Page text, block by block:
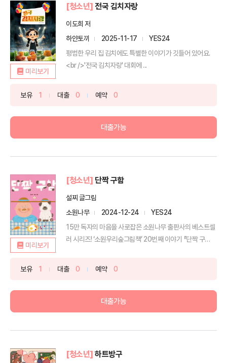
미리보기
[청소년] 전국 김치자랑
이도희 저
하얀토끼
2025-11-17
YES24
평범한 우리 집 김치에도 특별한 이야기가 깃들어 있어요.
<br />'전국 김치자랑' 대회에 ...
보유 1 대출 0 예약 0
대출가능
미리보기
[청소년] 단짝 구함
설찌 글그림
소원나무
2024-12-24
YES24
15만 독자의 마음을 사로잡은 소원나무 출판사의 베스트셀
러 시리즈! ‘소원우리숲그림책’ 20번째 이야기 『단짝 구
보유 1 대출 0 예약 0
대출가능
[청소년] 하트방구